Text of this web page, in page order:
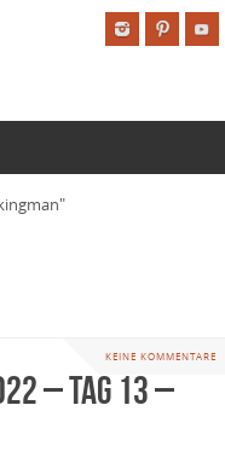
KEINE KOMMENTARE
– Tag 13 –